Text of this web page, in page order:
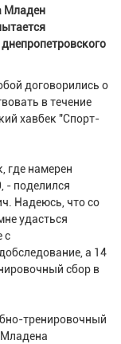
Младен
договорились о
в течение
хавбек "Спорт-
где намерен
- поделился
Надеюсь, что со
удасться
с
а 14
сбор в
тренировочный